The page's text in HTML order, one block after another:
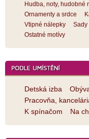
Hudba, noty, hudobné
Ornamenty a srdce
Vtipné nálepky
Sady
Ostatné motívy
Detská izba
Pracovňa,
K spínačom
Na